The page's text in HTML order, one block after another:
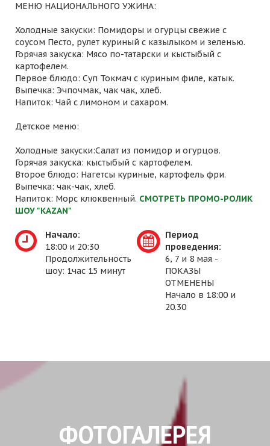
МЕНЮ НАЦИОНАЛЬНОГО УЖИНА:
Холодные закуски: Помидоры и огурцы свежие с
соусом Песто, рулет куриный с казылыком и зеленью.
Горячая закуска: Мясо по-татарски и кыстыбый с
картофелем.
Первое блюдо: Суп Токмач с куриным филе, катык.
Выпечка: Эчпочмак, чак чак, хлеб.
Напиток: Чай с лимоном и сахаром.
Детское меню:
Холодные закуски:Салат из помидор и огурцов.
Горячая закуска: кыстыбый с картофелем.
Второе блюдо: Нагетсы куриные, картофель фри.
Выпечка: чак-чак, хлеб.
Напиток: Морс клюквенный. СМОТРЕТЬ ПРОМО-РОЛИК
ШОУ "KAZAN"
Начало:
18:00 и 20:30
Продолжительность
шоу: 1час 15 минут
Период
проведения:
6, 7 и 8 мая -
ПОКАЗЫ
ОТМЕНЕНЫ
Начало в 18:00 и
20.30
ФОТОГАЛЕРЕЯ